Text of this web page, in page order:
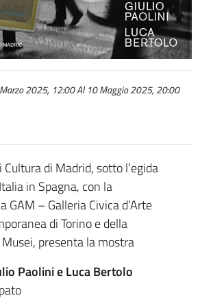
2025, 12:00 Al 10 Maggio 2025, 20:00
Cultura di Madrid, sotto l’egida
in Spagna, con la
GAM – Galleria Civica d’Arte
di Torino e della
presenta la mostra
Paolini e Luca Bertolo